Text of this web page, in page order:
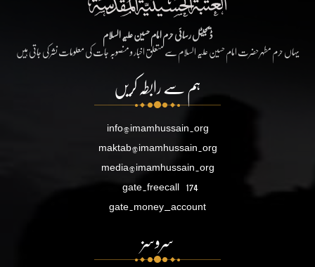
ڈیجیٹل رسائی حرم امام حسین علیہ السلام
یہاں حرم مطہر حضرت امام حسین علیہ السلام سے متعلق اخبار و منصوبہ جات کی معلومات نشر کی جاتی ہیں
ہم سے رابطہ کریں
info@imamhussain.org
maktab@imamhussain.org
media@imamhussain.org
gate.freecall 174
gate.money_account
سروسز